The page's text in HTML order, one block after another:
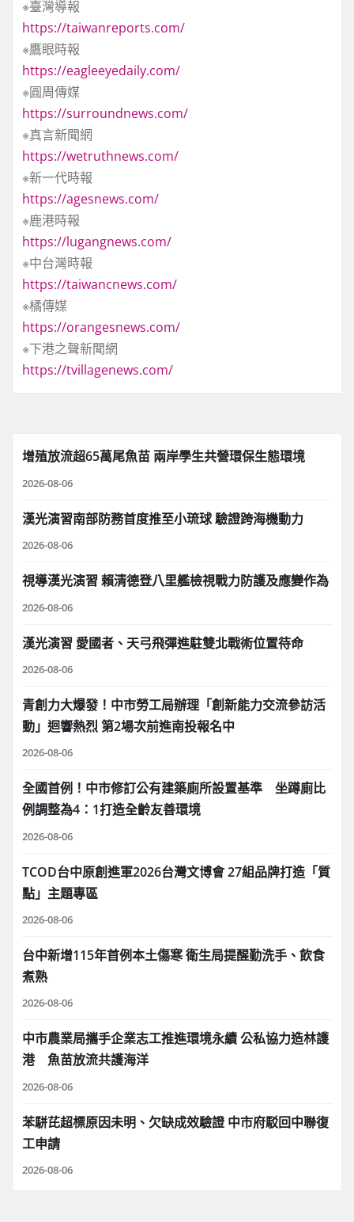
※臺灣導報
https://taiwanreports.com/
※鷹眼時報
https://eagleeyedaily.com/
※圓周傳媒
https://surroundnews.com/
※真言新聞網
https://wetruthnews.com/
※新一代時報
https://agesnews.com/
※鹿港時報
https://lugangnews.com/
※中台灣時報
https://taiwancnews.com/
※橘傳媒
https://orangesnews.com/
※下港之聲新聞網
https://tvillagenews.com/
增殖放流超65萬尾魚苗 兩岸學生共營環保生態環境
2026-08-06
漢光演習南部防務首度推至小琉球 驗證跨海機動力
2026-08-06
視導漢光演習 賴清德登八里艦檢視戰力防護及應變作為
2026-08-06
漢光演習 愛國者、天弓飛彈進駐雙北戰術位置待命
2026-08-06
青創力大爆發！中市勞工局辦理「創新能力交流參訪活
動」迴響熱烈 第2場次前進南投報名中
2026-08-06
全國首例！中市修訂公有建築廁所設置基準 坐蹲廁比
例調整為4：1打造全齡友善環境
2026-08-06
TCOD台中原創進軍2026台灣文博會 27組品牌打造「質
點」主題專區
2026-08-06
台中新增115年首例本土傷寒 衛生局提醒勤洗手、飲食
煮熟
2026-08-06
中市農業局攜手企業志工推進環境永續 公私協力造林護
港 魚苗放流共護海洋
2026-08-06
苯駢芘超標原因未明、欠缺成效驗證 中市府駁回中聯復
工申請
2026-08-06